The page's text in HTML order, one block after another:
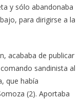
y sólo abandonaba
para dirigirse a la
acababa de publicar
sandinista al
que había
(2). Aportaba